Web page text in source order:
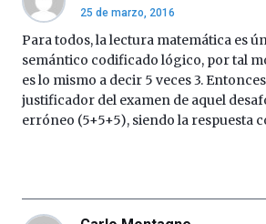
25 de marzo, 2016
Para todos, la lectura matemática es
semántico codificado lógico, por tal
es lo mismo a decir 5 veces 3.
justificador del examen de aquel
erróneo (5+5+5), siendo la respuesta